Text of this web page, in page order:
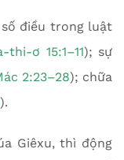
điều trong luật
thi-ơ 15:1–11); sự
2:23–28); chữa
).
Giêxu, thì động